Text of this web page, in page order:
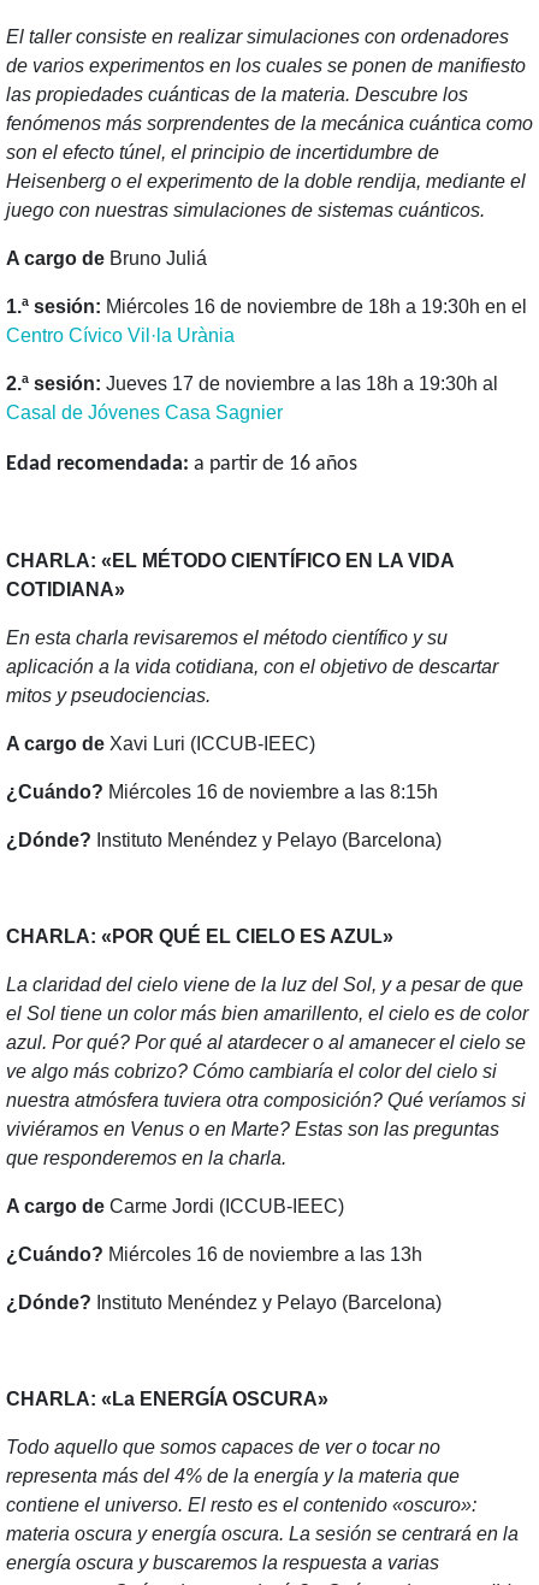
El taller consiste en realizar simulaciones con ordenadores
de varios experimentos en los cuales se ponen de manifiesto
las propiedades cuánticas de la materia. Descubre los
fenómenos más sorprendentes de la mecánica cuántica como
son el efecto túnel, el principio de incertidumbre de
Heisenberg o el experimento de la doble rendija, mediante el
juego con nuestras simulaciones de sistemas cuánticos.
A cargo de Bruno Juliá
1.ª sesión: Miércoles 16 de noviembre de 18h a 19:30h en el
Centro Cívico Vil·la Urània
2.ª sesión: Jueves 17 de noviembre a las 18h a 19:30h al
Casal de Jóvenes Casa Sagnier
Edad recomendada: a partir de 16 años
CHARLA: «EL MÉTODO CIENTÍFICO EN LA VIDA
COTIDIANA»
En esta charla revisaremos el método científico y su
aplicación a la vida cotidiana, con el objetivo de descartar
mitos y pseudociencias.
A cargo de Xavi Luri (ICCUB-IEEC)
¿Cuándo? Miércoles 16 de noviembre a las 8:15h
¿Dónde? Instituto Menéndez y Pelayo (Barcelona)
CHARLA: «POR QUÉ EL CIELO ES AZUL»
La claridad del cielo viene de la luz del Sol, y a pesar de que
el Sol tiene un color más bien amarillento, el cielo es de color
azul. Por qué? Por qué al atardecer o al amanecer el cielo se
ve algo más cobrizo? Cómo cambiaría el color del cielo si
nuestra atmósfera tuviera otra composición? Qué veríamos si
viviéramos en Venus o en Marte? Estas son las preguntas
que responderemos en la charla.
A cargo de Carme Jordi (ICCUB-IEEC)
¿Cuándo? Miércoles 16 de noviembre a las 13h
¿Dónde? Instituto Menéndez y Pelayo (Barcelona)
CHARLA: «La ENERGÍA OSCURA»
Todo aquello que somos capaces de ver o tocar no
representa más del 4% de la energía y la materia que
contiene el universo. El resto es el contenido «oscuro»:
materia oscura y energía oscura. La sesión se centrará en la
energía oscura y buscaremos la respuesta a varias